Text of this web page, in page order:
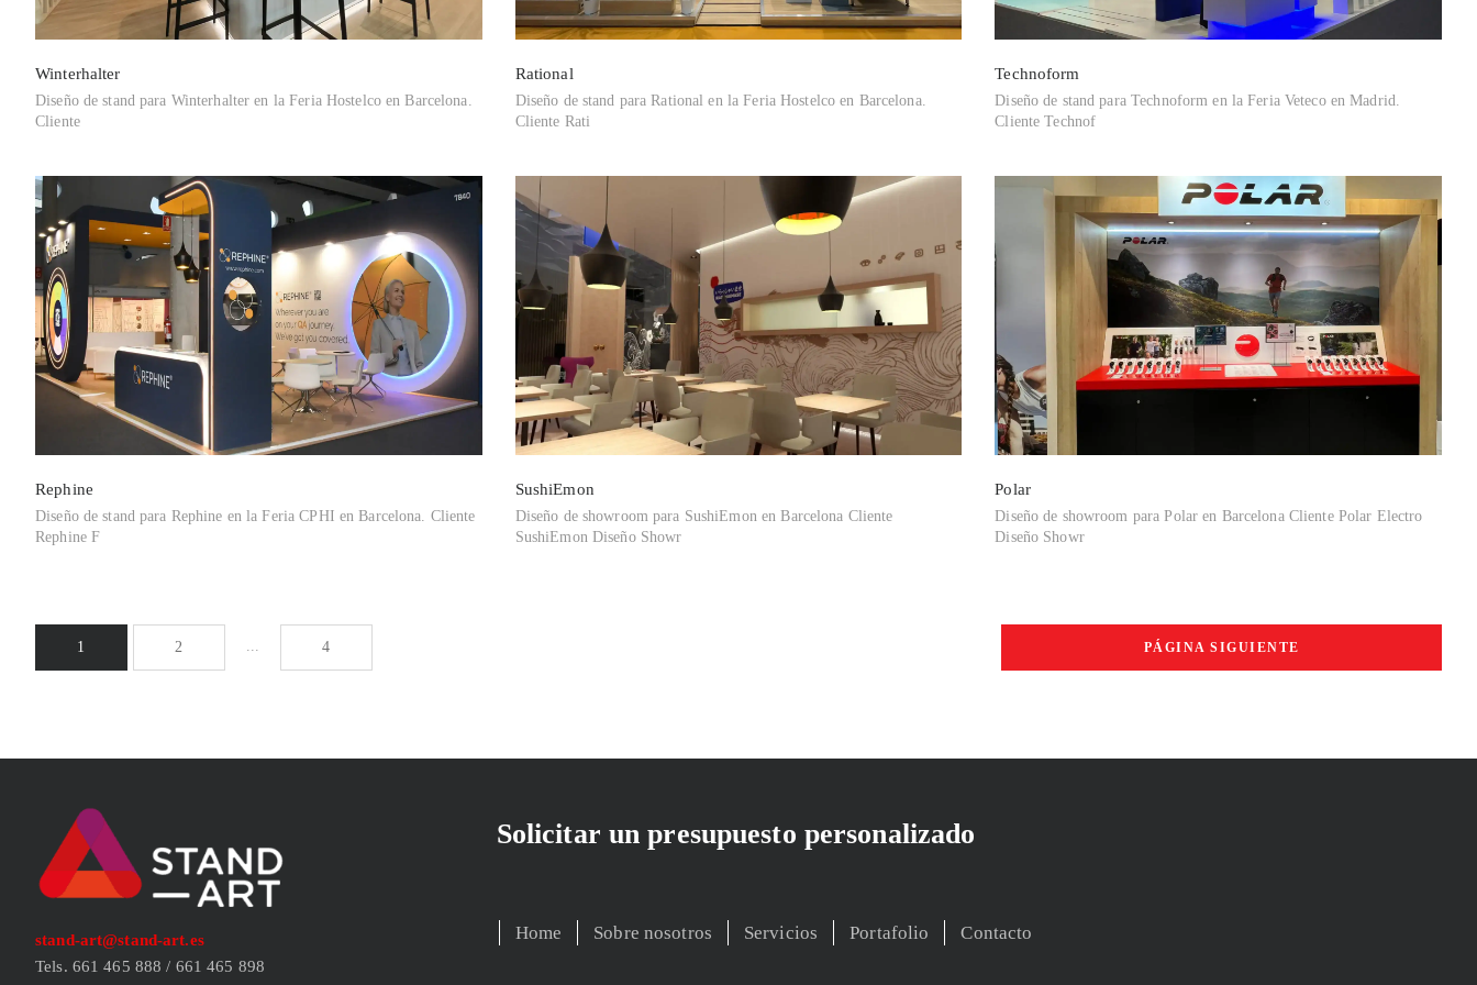
Winterhalter
Diseño de stand para Winterhalter en la Feria Hostelco en Barcelona.
Cliente
Rational
Diseño de stand para Rational en la Feria Hostelco en Barcelona.
Cliente Rati
Technoform
Diseño de stand para Technoform en la Feria Veteco en Madrid.
Cliente Technof
Rephine
Diseño de stand para Rephine en la Feria CPHI en Barcelona. Cliente
Rephine F
SushiEmon
Diseño de showroom para SushiEmon en Barcelona Cliente
SushiEmon Diseño Showr
Polar
Diseño de showroom para Polar en Barcelona Cliente Polar Electro
Diseño Showr
1 2 ... 4 PÁGINA SIGUIENTE
stand-art@stand-art.es
Tels. 661 465 888 / 661 465 898
Solicitar un presupuesto personalizado
Home Sobre nosotros Servicios Portafolio Contacto